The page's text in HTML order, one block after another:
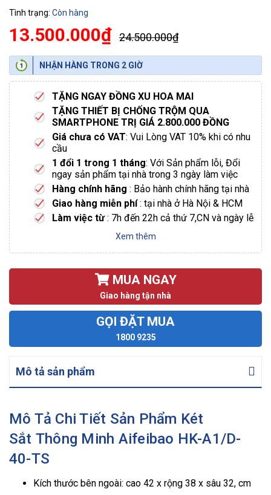
Tình trạng: Còn hàng
13.500.000₫ 24.500.000₫
NHẬN HÀNG TRONG 2 GIỜ
TẶNG NGAY ĐỒNG XU HOA MAI
TẶNG THIẾT BỊ CHỐNG TRỘM QUA
SMARTPHONE TRỊ GIÁ 2.800.000 ĐỒNG
Giá chưa có VAT: Vui Lòng VAT 10% khi có nhu
cầu
1 đổi 1 trong 1 tháng: Với Sản phẩm lỗi, Đổi
ngay sản phẩm tại nhà trong 3 ngày làm việc
Hàng chính hãng : Bảo hành chính hãng tại nhà
Giao hàng miễn phí: tại nhà ở Hà Nội & HCM
Làm việc từ: 7h đến 22h cả thứ 7,CN và ngày lễ
Xem thêm
MUA NGAY
Giao hàng tận nhà
GỌI ĐẶT MUA
1800 9235
Mô tả sản phẩm
Mô Tả Chi Tiết Sản Phẩm Két
Sắt Thông Minh Aifeibao HK-A1/D-
40-TS
Kích thước bên ngoài: cao 42 x rộng 38 x sâu 32, cm